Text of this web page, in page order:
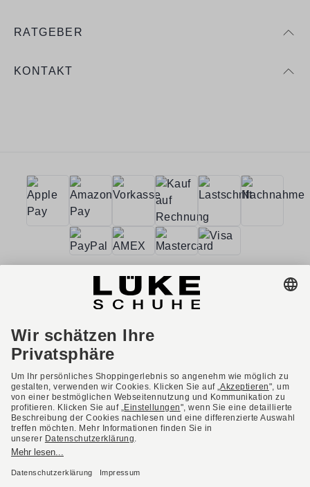
RATGEBER
KONTAKT
AGB Barrierefreiheit
Impressum
Datenschutzerklärung
Datenschutzeinstellungen